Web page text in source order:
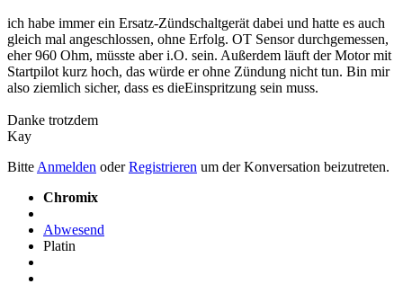
ich habe immer ein Ersatz-Zündschaltgerät dabei und hatte es auch
gleich mal angeschlossen, ohne Erfolg. OT Sensor durchgemessen,
eher 960 Ohm, müsste aber i.O. sein. Außerdem läuft der Motor mit
Startpilot kurz hoch, das würde er ohne Zündung nicht tun. Bin mir
also ziemlich sicher, dass es dieEinspritzung sein muss.
Danke trotzdem
Kay
Bitte Anmelden oderRegistrieren um der Konversation beizutreten.
Chromix
Abwesend
Platin